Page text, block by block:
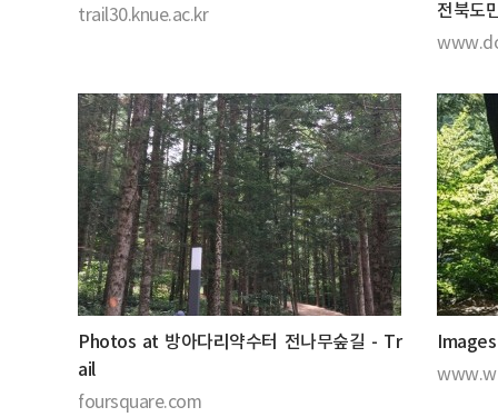
trail30.knue.ac.kr
전북도
Photos at 방아다리약수터 전나무숲길 - Tr
ail
foursquare.com